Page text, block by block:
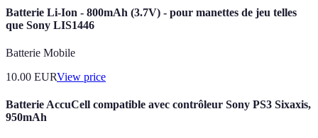
Batterie Li-Ion - 800mAh (3.7V) - pour manettes de jeu telles
que Sony LIS1446
Batterie Mobile
10.00 EURView price
Batterie AccuCell compatible avec contrôleur Sony PS3 Sixaxis,
950mAh